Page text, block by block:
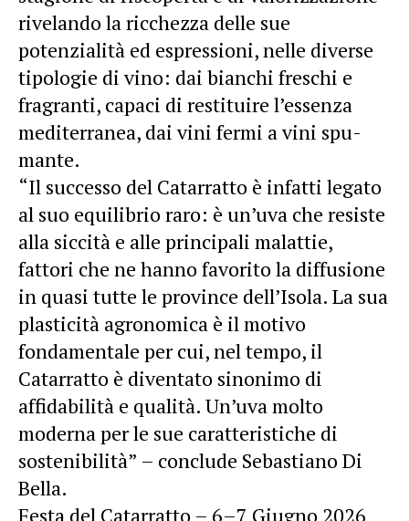
rivelando la ricchezza delle sue
potenzialità ed espressioni, nelle diverse
tipologie di vino: dai bianchi freschi e
fragranti, capaci di restituire l’essenza
mediterranea, dai vini fermi a vini spu-
mante.
“Il successo del Catarratto è infatti legato
al suo equilibrio raro: è un’uva che resiste
alla siccità e alle principali malattie,
fattori che ne hanno favorito la diffusione
in quasi tutte le province dell’Isola. La sua
plasticità agronomica è il motivo
fondamentale per cui, nel tempo, il
Catarratto è diventato sinonimo di
affidabilità e qualità. Un’uva molto
moderna per le sue caratteristiche di
sostenibilità” – conclude Sebastiano Di
Bella.
Festa del Catarratto – 6–7 Giugno 2026